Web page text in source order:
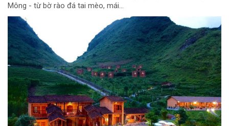
Mông - từ bờ rào đá tai mèo, mái...